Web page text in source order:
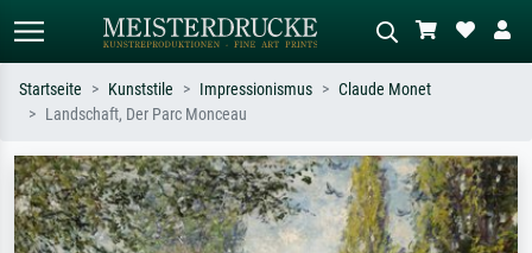
Suchen Sie nach Künstlern, Werktiteln
oder Stilen – z.B. Monet,
Sternennacht, Impressionismus, Welle
Hokusai, Akt.
Beschreiben Sie die Szene – z.B. Grüne
Wiese, Abstrakt mit viel Rot, Dunkles
Ölgemälde, Stehender Akt neben einem
Baum.
Startseite Kunststile Impressionismus
Claude Monet
Landschaft, Der Parc Monceau